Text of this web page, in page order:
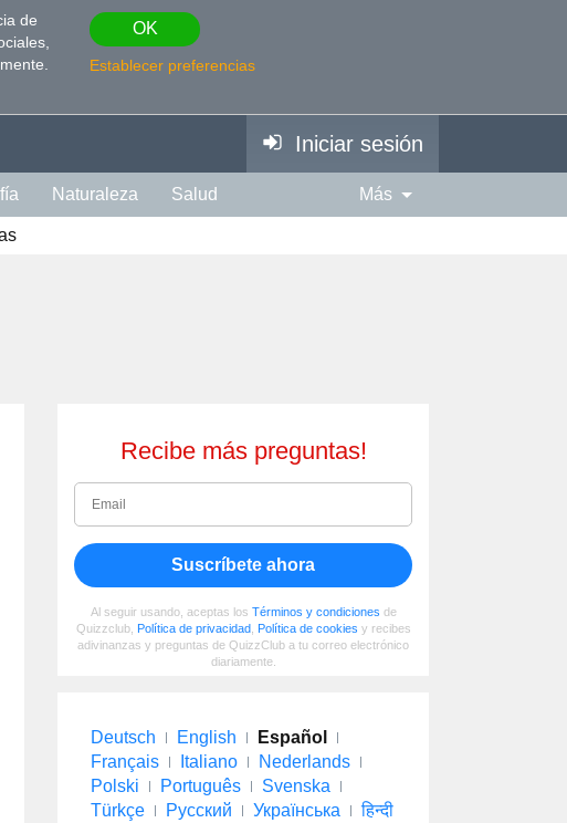
de
OK
Establecer preferencias
Iniciar sesión
Naturaleza Salud Más
Recibe más preguntas!
Suscríbete ahora
Al seguir usando, aceptas los Términos y condiciones de
Quizzclub, Política de privacidad, Política de cookies y recibes
adivinanzas y preguntas de QuizzClub a tu correo electrónico
diariamente.
Deutsch English
Español
Français
Italiano
Nederlands
Polski
Português
Svenska
Türkçe
Русский Українська
हिन्दी